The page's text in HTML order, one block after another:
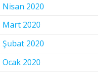
Nisan 2020
Mart 2020
Şubat 2020
Ocak 2020